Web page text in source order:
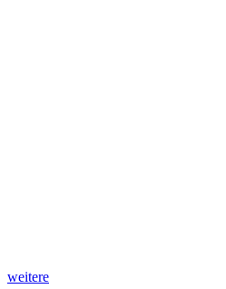
weitere